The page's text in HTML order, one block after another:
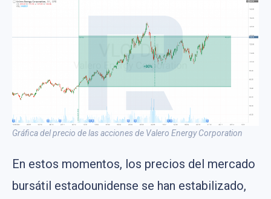
Gráfica del precio de las acciones de Valero Energy Corporation
En estos momentos, los precios del mercado
bursátil estadounidense se han estabilizado,